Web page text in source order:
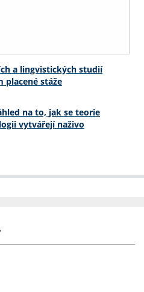
a lingvistických studií
placené stáže
na to, jak se teorie
vytvářejí naživo